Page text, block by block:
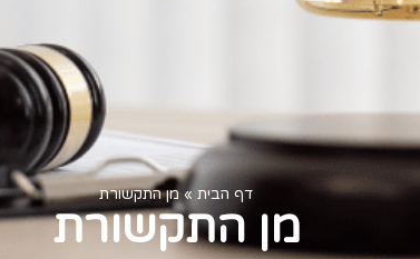
דף הבית » מן התקשורת
מן התקשורת